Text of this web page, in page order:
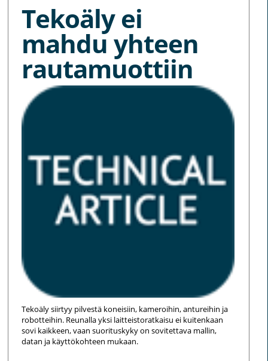
Tekoäly ei
mahdu yhteen
rautamuottiin
Tekoäly siirtyy pilvestä koneisiin, kameroihin, antureihin ja
robotteihin. Reunalla yksi laitteistoratkaisu ei kuitenkaan
sovi kaikkeen, vaan suorituskyky on sovitettava mallin,
datan ja käyttökohteen mukaan.